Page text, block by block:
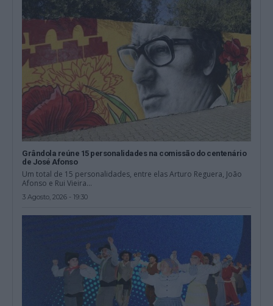
Grândola reúne 15 personalidades na comissão do centenário
de José Afonso
Um total de 15 personalidades, entre elas Arturo Reguera, João
Afonso e Rui Vieira...
3 Agosto, 2026 - 19:30